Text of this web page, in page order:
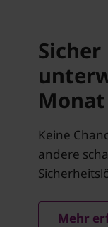
Monat
Keine
andere
Mehr